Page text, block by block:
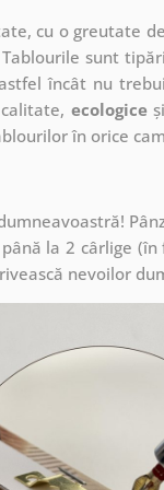
cu o greutate de
sunt
încât nu
ecologice
în orice
la 2 cârlige
nevoilor